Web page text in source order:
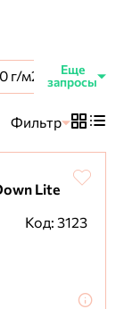
г/м2 8 мм шип
Фильтр
Lite
Код: 3123